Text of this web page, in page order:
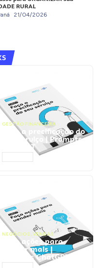
RURAL
21/04/2026
GESTÃO FINANCEIRA
Faça a precificação do
seu serviço | Prompts
ChatGPT
NEGÓCIOS, VENDAS
Faça ações para
vender mais |
Prompts ChatGPT